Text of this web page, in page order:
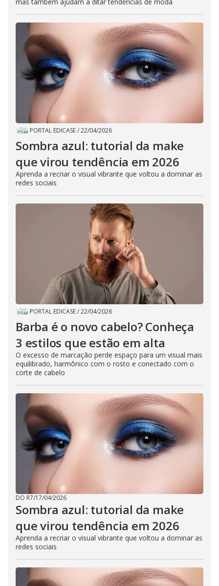
PORTAL EDICASE/22/04/2026
Sombra azul: tutorial da make
que virou tendência em 2026
Aprenda a recriar o visual vibrante que voltou a dominar as
redes sociais
PORTAL EDICASE/22/04/2026
Barba é o novo cabelo? Conheça
3 estilos que estão em alta
O excesso de marcação perde espaço para um visual mais
equilibrado, harmônico com o rosto e conectado com o
corte de cabelo
DO R7/17/04/2026
Sombra azul: tutorial da make
que virou tendência em 2026
Aprenda a recriar o visual vibrante que voltou a dominar as
redes sociais